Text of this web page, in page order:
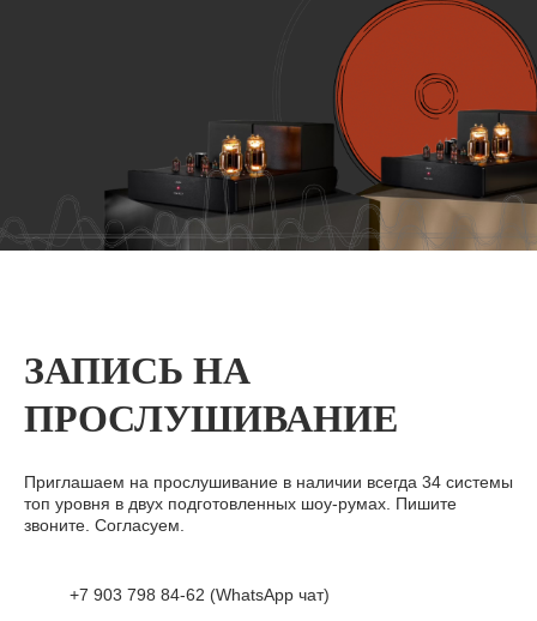
ЗАПИСЬ НА
ПРОСЛУШИВАНИЕ
Приглашаем на прослушивание в наличии всегда 34 системы
топ уровня в двух подготовленных шоу-румах. Пишите
звоните. Согласуем.
+7 903 798 84-62 (WhatsApp чат)